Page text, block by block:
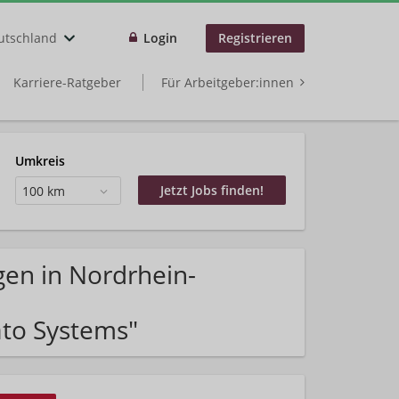
Login Registrieren
Karriere-Ratgeber Für Arbeitgeber:innen
Umkreis
100 km
in Nordrhein-
Systems"